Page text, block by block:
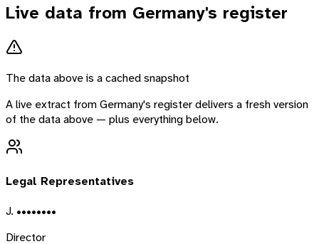
Live data from Germany's register
The data above is a cached snapshot
A live extract fromGermany's register delivers a fresh version
of the data above — plus everything below.
Legal Representatives
J. ••••••••
Director